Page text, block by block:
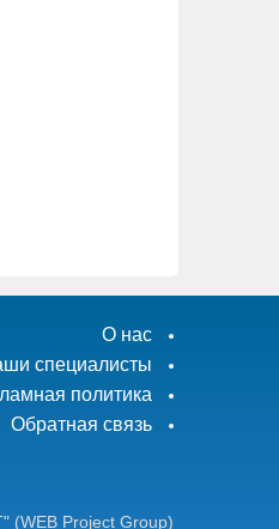
О нас
специалисты
политика
Обратная связь
(WEB Project Group)